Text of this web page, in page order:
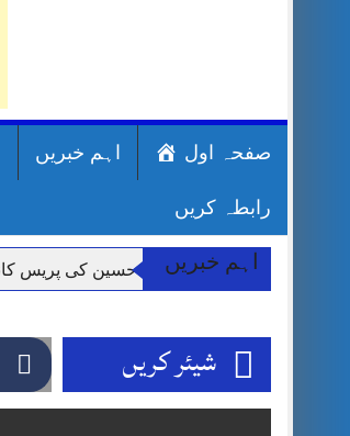
صفحہ اول اہم خبریں
رابطہ کریں
اہم خبریں
سیدہ زینب حسین کی پریس کانفرنس
شیئر کریں